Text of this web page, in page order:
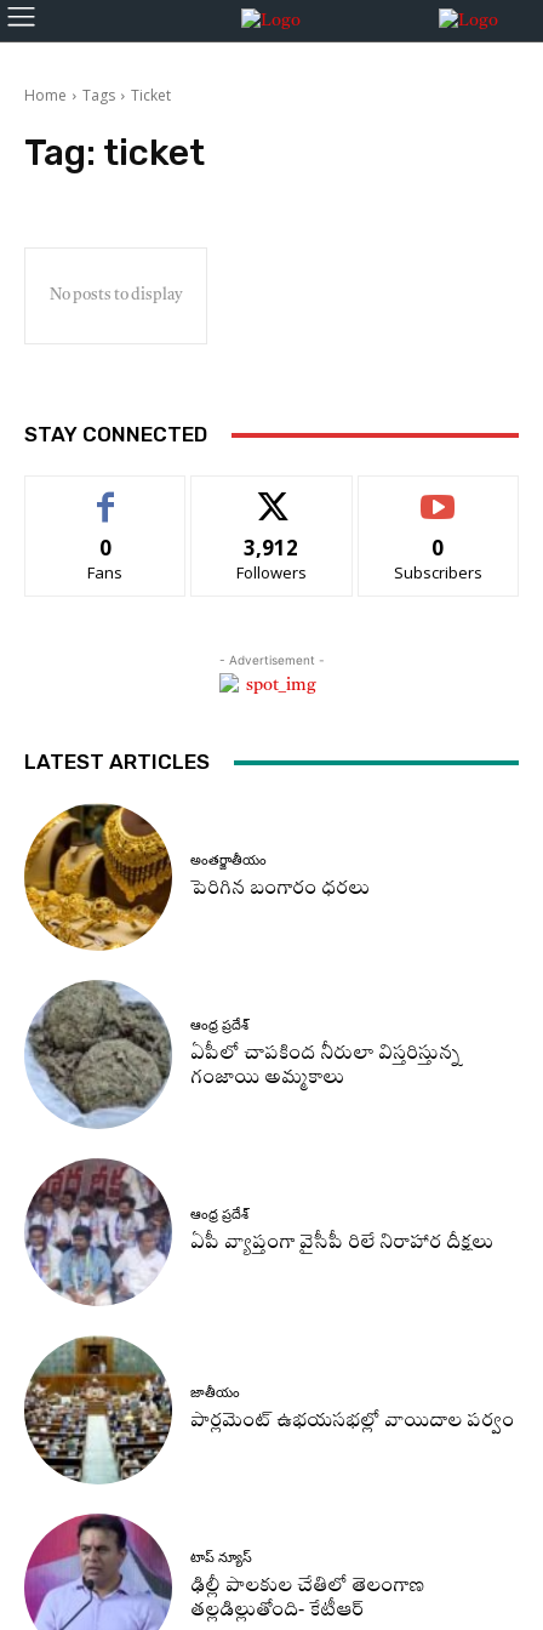
Home Tags Ticket
Tag: ticket
No posts to display
STAY CONNECTED
0
Fans
3,912
Followers
0
Subscribers
- Advertisement -
LATEST ARTICLES
అంతర్జాతీయం
పెరిగిన బంగారం ధరలు
ఆంధ్ర ప్రదేశ్
ఏపీలో చాపకింద నీరులా విస్తరిస్తున్న
గంజాయి అమ్మకాలు
ఆంధ్ర ప్రదేశ్
ఏపీ వ్యాప్తంగా వైసీపీ రిలే నిరాహార దీక్షలు
జాతీయం
పార్లమెంట్ ఉభయసభల్లో వాయిదాల పర్వం
టాప్ న్యూస్
ఢిల్లీ పాలకుల చేతిలో తెలంగాణ
తల్లడిల్లుతోంది- కేటీఆర్